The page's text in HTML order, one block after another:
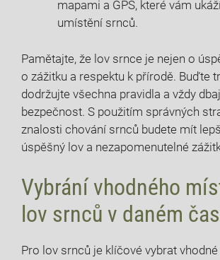
mapami a GPS, které vám
umístění srnců.
Pamětajte, že lov⁢ srnce je nejen ​o
o zážitku a respektu k přírodě. Buďte
dodržujte všechna ‍pravidla a vždy
bezpečnost. S použitím správných
znalosti chování srnců budete ⁣mít⁣
úspěšný lov ‌a nezapomenutelné
Vybrání vhodného
lov srnců v daném
Pro lov srnců je klíčové vybrat